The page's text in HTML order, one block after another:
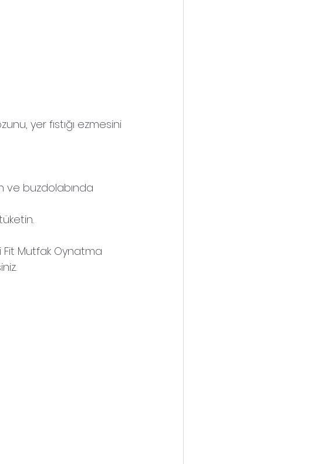
yer fıstığı ezmesini
ve buzdolabında
Fit Mutfak Oynatma